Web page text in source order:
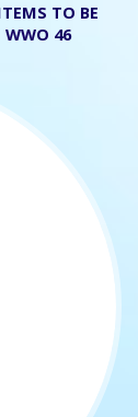
TO BE
WWO 46